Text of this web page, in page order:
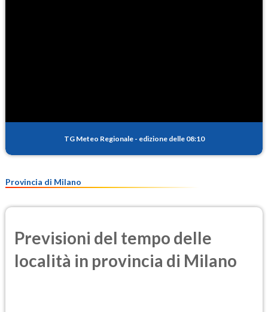
TG Meteo Regionale - edizione delle 08:10
Provincia di Milano
Previsioni del tempo delle
località in provincia di Milano